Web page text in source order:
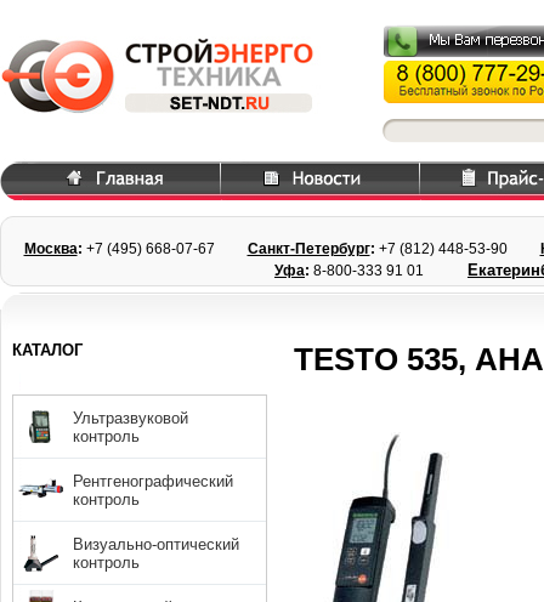
Москва: +7 (495) 668-07-67 Санкт-Петербург: +7 (812) 448-53-90
Уфа: 8-800-333 91 01
TESTO 535,
КАТАЛОГ
Ультразвуковой
контроль
Рентгенографический
контроль
Визуально-оптический
контроль